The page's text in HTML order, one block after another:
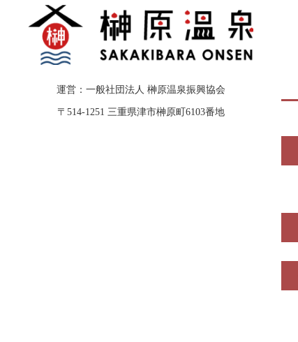
運営：一般社団法人 榊原温泉振興協会
〒514-1251 三重県津市榊原町6103番地